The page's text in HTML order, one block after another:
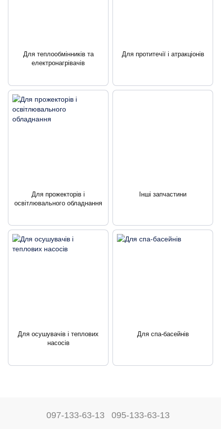
Для теплообмінників та
електронагрівачів
Для протитечії і атракціонів
Для прожекторів і
освітлювального обладнання
Інші запчастини
Для осушувачів і теплових
насосів
Для спа-басейнів
097-133-63-13 095-133-63-13